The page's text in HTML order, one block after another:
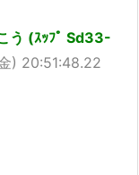
う (ｽｯﾌﾟ Sd33-
) 20:51:48.22